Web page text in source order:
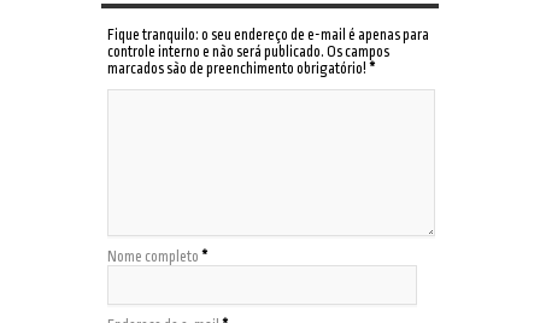
Fique tranquilo: o seu endereço de e-mail é apenas para
controle interno e não será publicado. Os campos
marcados são de preenchimento obrigatório! *
Nome completo *